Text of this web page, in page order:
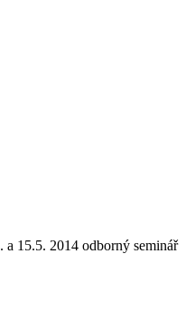
15.5. 2014 odborný seminář